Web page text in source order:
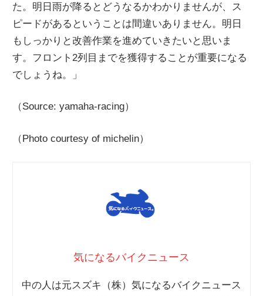
た。明日雨が降るとどうなるかわかりませんが、ス
ピードがあるということは間違いありません。明日
もしっかりと改善作業を進めていきたいと思いま
す。フロント2列目までを獲得することが重要になる
でしょうね。」
（Source: yamaha-racing）
（Photo courtesy of michelin）
気になるバイクニュース
中の人は元スズキ（株）気になるバイクニュース